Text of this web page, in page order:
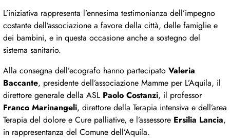
L’iniziativa rappresenta l’ennesima testimonianza dell’impegno
costante dell’associazione a favore della città, delle famiglie e
dei bambini, e in questa occasione anche a sostegno del
sistema sanitario.
Alla consegna dell’ecografo hanno partecipato Valeria
Baccante, presidente dell’associazione Mamme per L’Aquila, il
direttore generale della ASL Paolo Costanzi, il professor
Franco Marinangeli, direttore della Terapia intensiva e dell’area
Terapia del dolore e Cure palliative, e l’assessore Ersilia Lancia,
in rappresentanza del Comune dell’Aquila.